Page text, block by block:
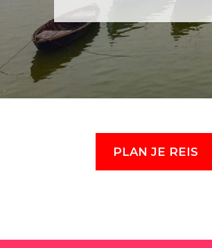
PLAN JE REIS